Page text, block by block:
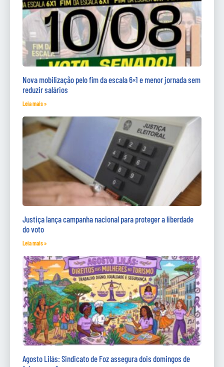
Nova mobilização pelo fim da escala 6×1 e menor jornada sem
reduzir salários
Leia mais »
Justiça lança campanha nacional para proteger a liberdade
do voto
Leia mais »
Agosto Lilás: Sindicato de Foz assegura dois domingos de